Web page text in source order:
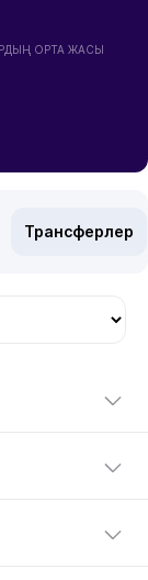
ОРТА ЖАСЫ
Трансферлер